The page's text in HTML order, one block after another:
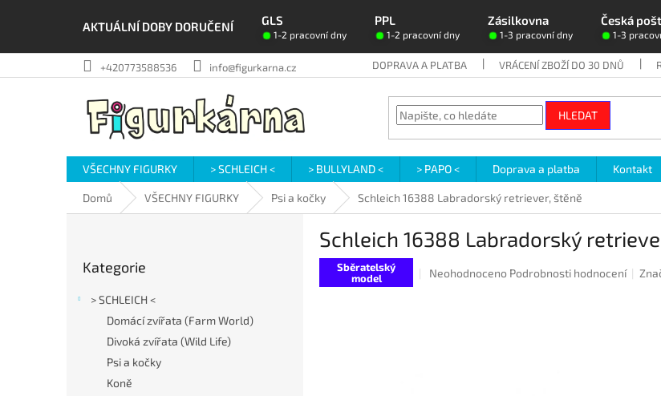
AKTUÁLNÍ DOBY DORUČENÍ GLS PPL Zásilkovna Česká
1-2 pracovní dny 1-2 pracovní dny 1-3 pracovní dny 1-3
+420773588536 info@figurkarna.cz DOPRAVA A PLATBA VRÁCENÍ ZBOŽÍ DO 30 DNŮ
HLEDAT
VŠECHNY FIGURKY > SCHLEICH < > BULLYLAND < > PAPO < Doprava a platba Kontakt
Domů VŠECHNY FIGURKY Psi a kočky Schleich 16388 Labradorský retriever, štěně
kategorie
Kategorie
> SCHLEICH <
Domácí zvířata (Farm World)
Divoká zvířata (Wild Life)
Psi a kočky
Koně
Schleich 16388 Labradorský
Sběratelský
model
Průměrné
Neohodnoceno Podrobnosti hodnocení